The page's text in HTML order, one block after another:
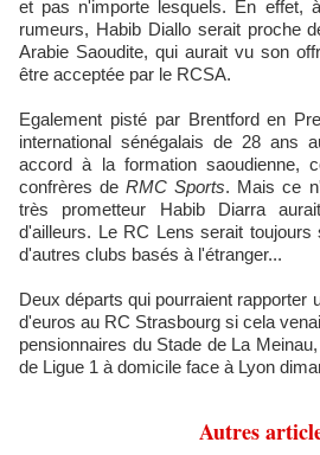
et pas n'importe lesquels. En effet,
rumeurs, Habib Diallo serait proche
Arabie Saoudite, qui aurait vu son
être acceptée par le RCSA.
Egalement pisté par Brentford en
international sénégalais de 28 ans
accord à la formation saoudienne,
confrères deRMC Sports. Mais ce
très prometteur Habib Diarra
d'ailleurs. Le RC Lens serait
d'autres clubs basés à l'étranger...
Deux départs qui pourraient rapporter
d'euros au RC Strasbourg si cela
pensionnaires du Stade de La
de Ligue 1 à domicile face à Lyon
Autres